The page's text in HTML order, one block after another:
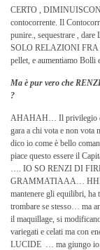
CERTO ,
contocorrente. Il
punire., sequestrare ,
SOLO RELAZIONI FRA
pellet, e aumentiamo
Ma è pur vero che
?
AHAHAH… Il privilegio
gara a chi vota e non
dico io come è bello
piace questo essere il
…. IO SO RENZI DI
GRAMMATIAAA…
mantenere gli equilibri,
trombare se stesso… ma
il maquillage, si
variegati e celati ma con
LUCIDE … ma giungo io